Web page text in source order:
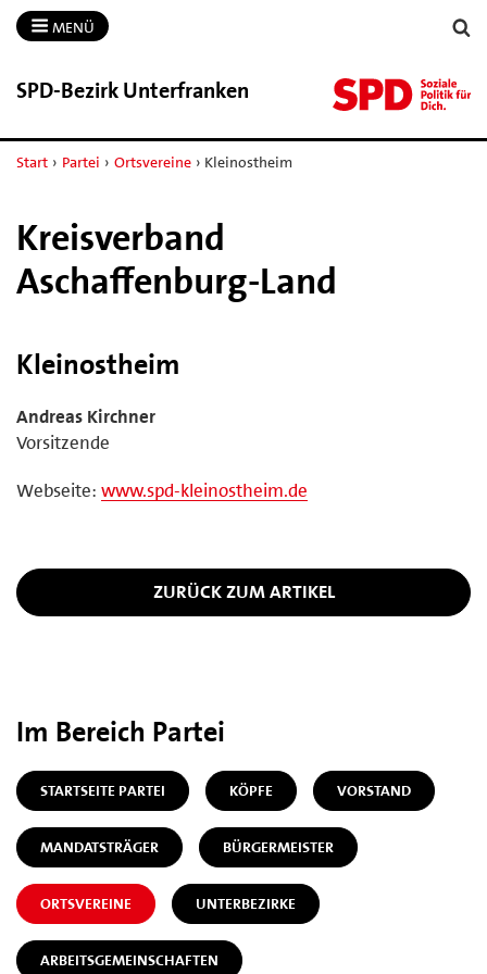
MENÜ
SPD-​Bezirk Unterfranken
Start › Partei › Ortsvereine › Kleinostheim
Kreisverband
Aschaffenburg-Land
Kleinostheim
Andreas Kirchner
Vorsitzende
Webseite: www.spd-kleinostheim.de
ZURÜCK ZUM ARTIKEL
Im Bereich Partei
STARTSEITE PARTEI KÖPFE VORSTAND
MANDATSTRÄGER BÜRGERMEISTER
ORTSVEREINE UNTERBEZIRKE
ARBEITSGEMEINSCHAFTEN